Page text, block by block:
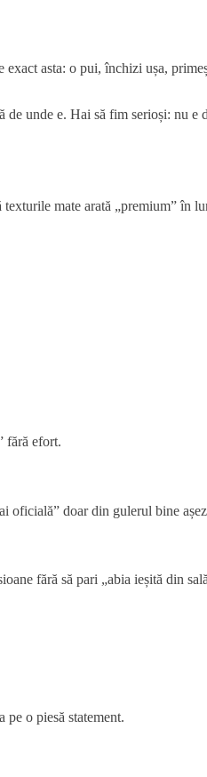
exact asta: o pui, închizi ușa,
unde e. Hai să fim serioși: nu
mate arată „premium” în
fără efort.
oficială” doar din gulerul bine
fără să pari „abia ieșită din
o piesă statement.